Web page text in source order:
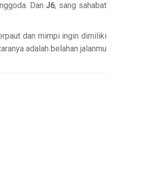
Dan J6, sang sahabat
dan mimpi ingin dimiliki
adalah belahan jalanmu